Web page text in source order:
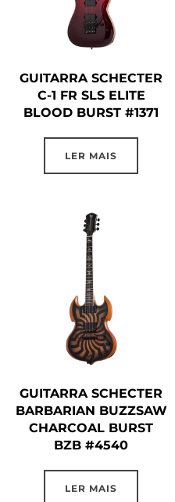
GUITARRA SCHECTER
C-1 FR SLS ELITE
BLOOD BURST #1371
LER MAIS
GUITARRA SCHECTER
BARBARIAN BUZZSAW
CHARCOAL BURST
BZB #4540
LER MAIS